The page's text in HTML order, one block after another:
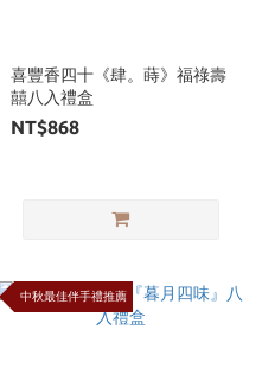
喜豐香四十《肆。蒔》福祿壽
囍八入禮盒
NT$868
中秋最佳伴手禮推薦